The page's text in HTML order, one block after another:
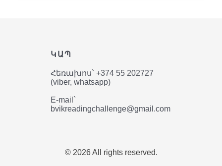
ԿԱՊ
Հեռախոս` +374 55 202727
(viber, whatsapp)
E-mail`
bvikreadingchallenge@gmail.com
© 2026 All rights reserved.